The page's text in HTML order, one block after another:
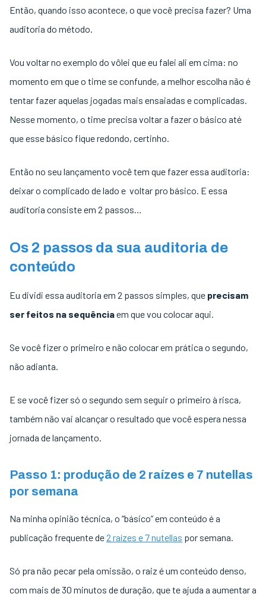
Então, quando isso acontece, o que você precisa fazer? Uma
auditoria do método.
Vou voltar no exemplo do vôlei que eu falei ali em cima: no
momento em que o time se confunde, a melhor escolha não é
tentar fazer aquelas jogadas mais ensaiadas e complicadas.
Nesse momento, o time precisa voltar a fazer o básico até
que esse básico fique redondo, certinho.
Então no seu lançamento você tem que fazer essa auditoria:
deixar o complicado de lado e voltar pro básico. E essa
auditoria consiste em 2 passos…
Os 2 passos da sua auditoria de
conteúdo
Eu dividi essa auditoria em 2 passos simples, que precisam
ser feitos na sequênciaem que vou colocar aqui.
Se você fizer o primeiro e não colocar em prática o segundo,
não adianta.
E se você fizer só o segundo sem seguir o primeiro à risca,
também não vai alcançar o resultado que você espera nessa
jornada de lançamento.
Passo 1: produção de 2 raízes e 7 nutellas
por semana
Na minha opinião técnica, o “básico” em conteúdo é a
publicação frequente de2 raízes e 7 nutellas por semana.
Só pra não pecar pela omissão, o raiz é um conteúdo denso,
com mais de 30 minutos de duração, que te ajuda a aumentar a